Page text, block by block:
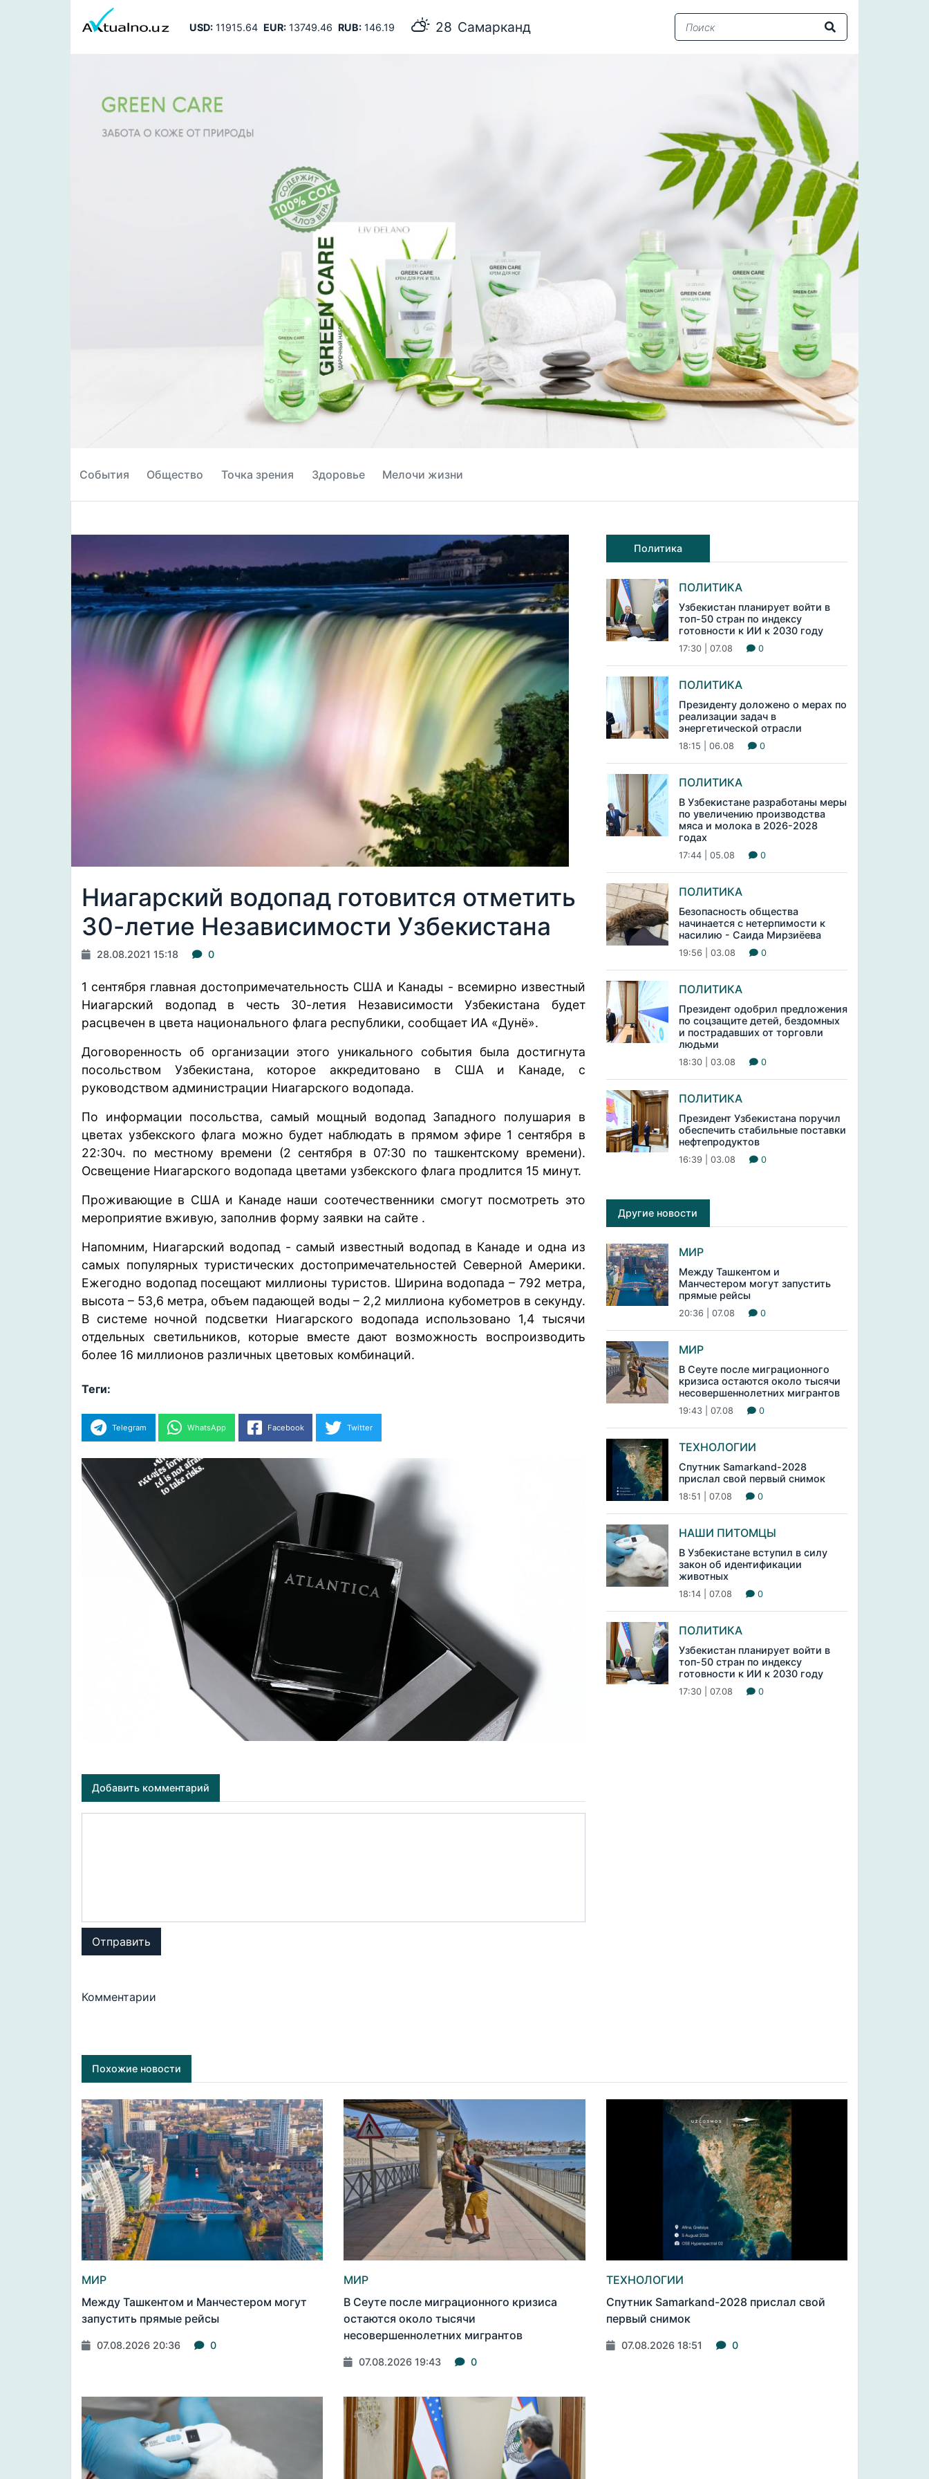
USD:11915.64 EUR:13749.46 RUB:146.19 28 Самарканд
События Общество Точка зрения Здоровье Мелочи жизни
Ниагарский водопад готовится отметить
30-летие Независимости Узбекистана
28.08.2021 15:18 0
1 сентября главная достопримечательность США и Канады - всемирно известный
Ниагарский водопад в честь 30-летия Независимости Узбекистана будет
расцвечен в цвета национального флага республики, сообщает ИА «Дунё».
Договоренность об организации этого уникального события была достигнута
посольством Узбекистана, которое аккредитовано в США и Канаде, с
руководством администрации Ниагарского водопада.
По информации посольства, самый мощный водопад Западного полушария в
цветах узбекского флага можно будет наблюдать в прямом эфире 1 сентября в
22:30ч. по местному времени (2 сентября в 07:30 по ташкентскому времени).
Освещение Ниагарского водопада цветами узбекского флага продлится 15 минут.
Проживающие в США и Канаде наши соотечественники смогут посмотреть это
мероприятие вживую, заполнив форму заявки на сайте .
Напомним, Ниагарский водопад - самый известный водопад в Канаде и одна из
самых популярных туристических достопримечательностей Северной Америки.
Ежегодно водопад посещают миллионы туристов. Ширина водопада – 792 метра,
высота – 53,6 метра, объем падающей воды – 2,2 миллиона кубометров в секунду.
В системе ночной подсветки Ниагарского водопада использовано 1,4 тысячи
отдельных светильников, которые вместе дают возможность воспроизводить
более 16 миллионов различных цветовых комбинаций.
Теги:
Telegram WhatsApp Facebook Twitter
Добавить комментарий
Отправить
Комментарии
Политика
ПОЛИТИКА
Узбекистан планирует войти в
топ-50 стран по индексу
готовности к ИИ к 2030 году
17:30 | 07.08 0
ПОЛИТИКА
Президенту доложено о мерах по
реализации задач в
энергетической отрасли
18:15 | 06.08 0
ПОЛИТИКА
В Узбекистане разработаны меры
по увеличению производства
мяса и молока в 2026-2028
годах
17:44 | 05.08 0
ПОЛИТИКА
Безопасность общества
начинается с нетерпимости к
насилию - Саида Мирзиёева
19:56 | 03.08 0
ПОЛИТИКА
Президент одобрил предложения
по соцзащите детей, бездомных
и пострадавших от торговли
людьми
18:30 | 03.08 0
ПОЛИТИКА
Президент Узбекистана поручил
обеспечить стабильные поставки
нефтепродуктов
16:39 | 03.08 0
Другие новости
МИР
Между Ташкентом и
Манчестером могут запустить
прямые рейсы
20:36 | 07.08 0
МИР
В Сеуте после миграционного
кризиса остаются около тысячи
несовершеннолетних мигрантов
19:43 | 07.08 0
ТЕХНОЛОГИИ
Спутник Samarkand-2028
прислал свой первый снимок
18:51 | 07.08 0
НАШИ ПИТОМЦЫ
В Узбекистане вступил в силу
закон об идентификации
животных
18:14 | 07.08 0
ПОЛИТИКА
Узбекистан планирует войти в
топ-50 стран по индексу
готовности к ИИ к 2030 году
17:30 | 07.08 0
Похожие новости
МИР
Между Ташкентом и Манчестером могут
запустить прямые рейсы
07.08.2026 20:36 0
МИР
В Сеуте после миграционного кризиса
остаются около тысячи
несовершеннолетних мигрантов
07.08.2026 19:43 0
ТЕХНОЛОГИИ
Спутник Samarkand-2028 прислал свой
первый снимок
07.08.2026 18:51 0